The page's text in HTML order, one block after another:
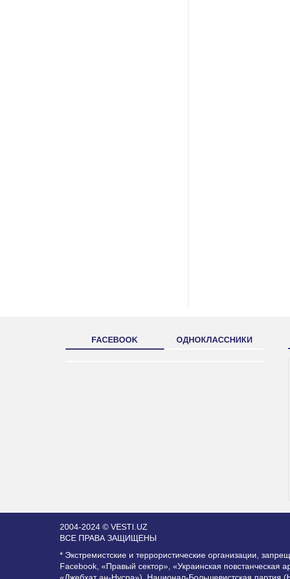
FACEBOOK ОДНОКЛАССНИКИ
2004-2024 © VESTI.UZ
ВСЕ ПРАВА ЗАЩИЩЕНЫ
* Экстремистские и террористические организации,
Facebook, «Правый сектор», «Украинская
«Джебхат ан-Нусра»), Национал-Большевистская